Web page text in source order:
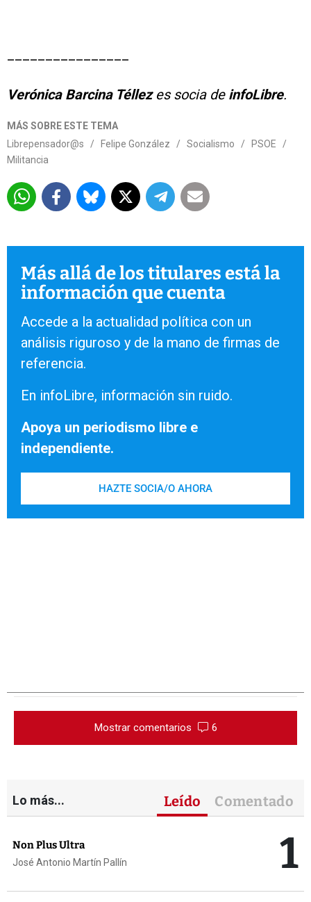
Verónica Barcina Téllez es socia de infoLibre.
MÁS SOBRE ESTE TEMA
Librepensador@s
/ Felipe González / Socialismo / PSOE
/
Militancia
Más allá de los titulares está la
información que cuenta
Accede a la actualidad política con un
análisis riguroso y de la mano de firmas de
referencia.
En infoLibre, información sin ruido.
Apoya un periodismo libre e
independiente.
HAZTE SOCIA/O AHORA
Mostrar comentarios 6
Lo más... Leído Comentado
Non Plus Ultra
José Antonio Martín Pallín 1